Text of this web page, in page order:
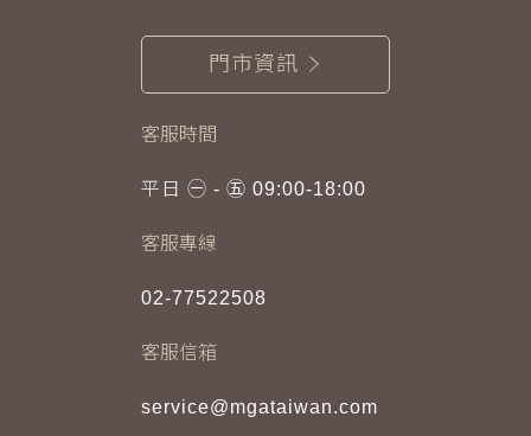
門市資訊
客服時間
平日 ㊀ - ㊄ 09:00-18:00
客服專線
02-77522508
客服信箱
service@mgataiwan.com